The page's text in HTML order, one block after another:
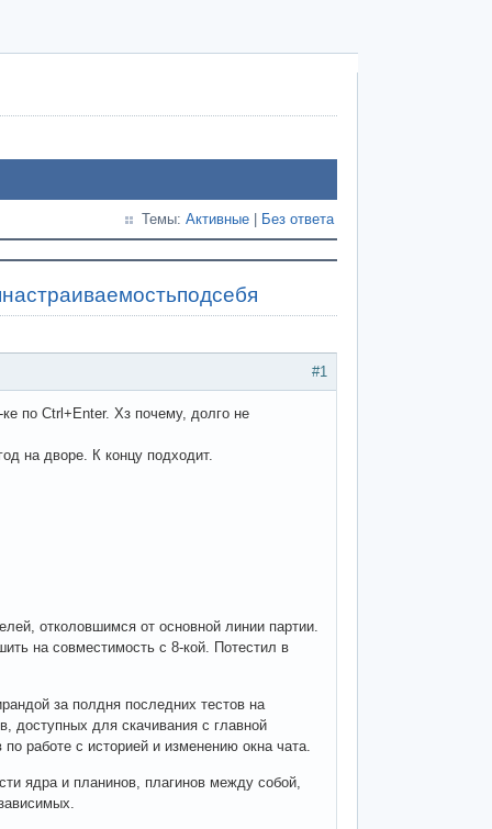
Темы: Активные Без ответа
#1
по Ctrl+Enter. Хз почему, долго не
на дворе. К концу подходит.
отколовшимся от основной линии партии.
на совместимость с 8-кой. Потестил в
за полдня последних тестов на
доступных для скачивания с главной
работе с историей и изменению окна чата.
ядра и планинов, плагинов между собой,